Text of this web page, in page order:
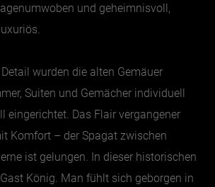
MONAT
und geheimnisvoll,
wurden die alten Gemäuer
Suiten und Gemächer individuell
eingerichtet. Das Flair vergangener
Komfort – der Spagat zwischen
ist gelungen. In dieser historischen
König. Man fühlt sich geborgen in